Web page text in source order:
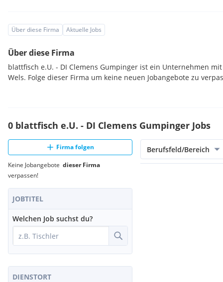
Über diese Firma Aktuelle Jobs
Über diese Firma
blattfisch e.U. - DI Clemens Gumpinger ist ein Unternehmen
Wels. Folge dieser Firma um keine neuen Jobangebote zu
0 blattfisch e.U. - DI Clemens Gumpinger Jobs
Firma folgen
Keine Jobangebote dieser Firma
verpassen!
JOBTITEL
Welchen Job suchst du?
DIENSTORT
Berufsfeld/Bereich